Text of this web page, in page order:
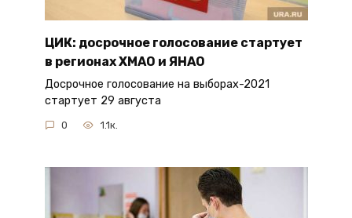
ЦИК: досрочное голосование стартует
в регионах ХМАО и ЯНАО
Досрочное голосование на выборах-2021
стартует 29 августа
0 1.1к.